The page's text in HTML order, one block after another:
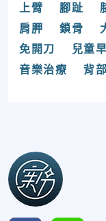
上臂
腳趾
肩胛
鎖骨
免開刀
兒童
音樂治療
背部